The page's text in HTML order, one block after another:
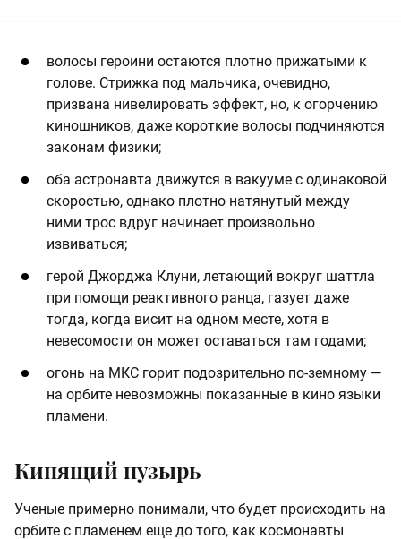
волосы героини остаются плотно прижатыми к
голове. Стрижка под мальчика, очевидно,
призвана нивелировать эффект, но, к огорчению
киношников, даже короткие волосы подчиняются
законам физики;
оба астронавта движутся в вакууме с одинаковой
скоростью, однако плотно натянутый между
ними трос вдруг начинает произвольно
извиваться;
герой Джорджа Клуни, летающий вокруг шаттла
при помощи реактивного ранца, газует даже
тогда, когда висит на одном месте, хотя в
невесомости он может оставаться там годами;
огонь на МКС горит подозрительно по-земному —
на орбите невозможны показанные в кино языки
пламени.
Кипящий пузырь
Ученые примерно понимали, что будет происходить на
орбите с пламенем еще до того, как космонавты